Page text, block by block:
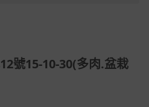
號15-10-30(多肉.盆栽